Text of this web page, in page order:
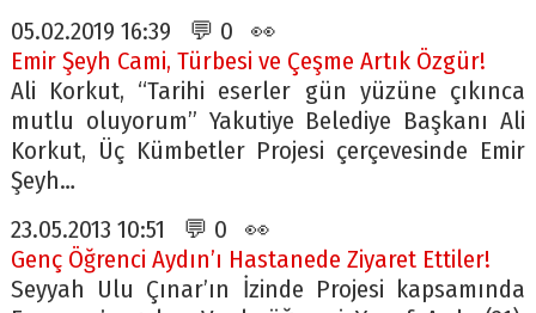
05.02.2019 16:39 💬 0 👀
Emir Şeyh Cami, Türbesi ve Çeşme Artık Özgür!
Ali Korkut, “Tarihi eserler gün yüzüne çıkınca
mutlu oluyorum” Yakutiye Belediye Başkanı Ali
Korkut, Üç Kümbetler Projesi çerçevesinde Emir
Şeyh…
23.05.2013 10:51 💬 0 👀
Genç Öğrenci Aydın’ı Hastanede Ziyaret Ettiler!
Seyyah Ulu Çınar’ın İzinde Projesi kapsamında